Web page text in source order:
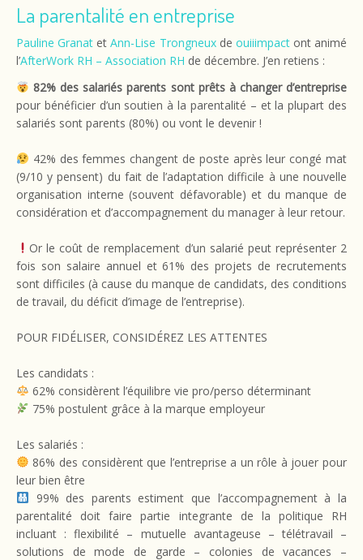
La parentalité en entreprise
Pauline Granat etAnn-Lise Trongneuxde ouiiimpactont animé
l’AfterWork RH – Association RH de décembre. J’en retiens :
82% des salariés parents sont prêts à changer d’entreprise
pour bénéficier d’un soutien à la parentalité – et la plupart des
salariés sont parents (80%) ou vont le devenir !
42% des femmes changent de poste après leur congé mat
(9/10 y pensent) du fait de l’adaptation difficile à une nouvelle
organisation interne (souvent défavorable) et du manque de
considération et d’accompagnement du manager à leur retour.
Or le coût de remplacement d’un salarié peut représenter 2
fois son salaire annuel et 61% des projets de recrutements
sont difficiles (à cause du manque de candidats, des conditions
de travail, du déficit d’image de l’entreprise).
POUR FIDÉLISER, CONSIDÉREZ LES ATTENTES
Les candidats :
62% considèrent l’équilibre vie pro/perso déterminant
75% postulent grâce à la marque employeur
Les salariés :
86% des considèrent que l’entreprise a un rôle à jouer pour
leur bien être
99% des parents estiment que l’accompagnement à la
parentalité doit faire partie integrante de la politique RH
incluant : flexibilité – mutuelle avantageuse – télétravail –
solutions de mode de garde – colonies de vacances –